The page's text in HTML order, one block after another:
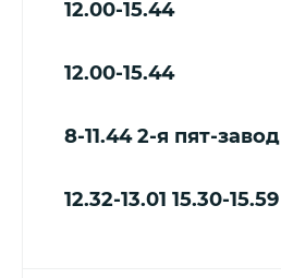
12.00-15.44
12.00-15.44
8-11.44 2-я пят-завод
12.32-13.01 15.30-15.59